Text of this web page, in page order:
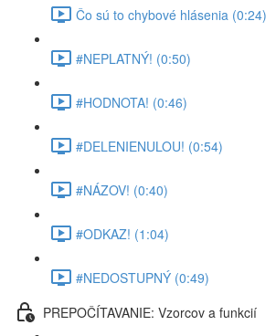
Čo sú to chybové hlásenia (0:24)
#NEPLATNÝ! (0:50)
#HODNOTA! (0:46)
#DELENIENULOU! (0:54)
#NÁZOV! (0:40)
#ODKAZ! (1:04)
#NEDOSTUPNÝ (0:49)
PREPOČÍTAVANIE: Vzorcov a funkcií